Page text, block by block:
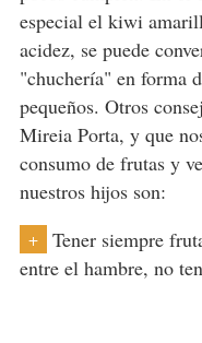
especial el kiwi
acidez, se puede
"chuchería" en forma
pequeños. Otros
Mireia Porta, y que
consumo de frutas y
nuestros hijos son:
+
Tener siempre
entre el hambre, no